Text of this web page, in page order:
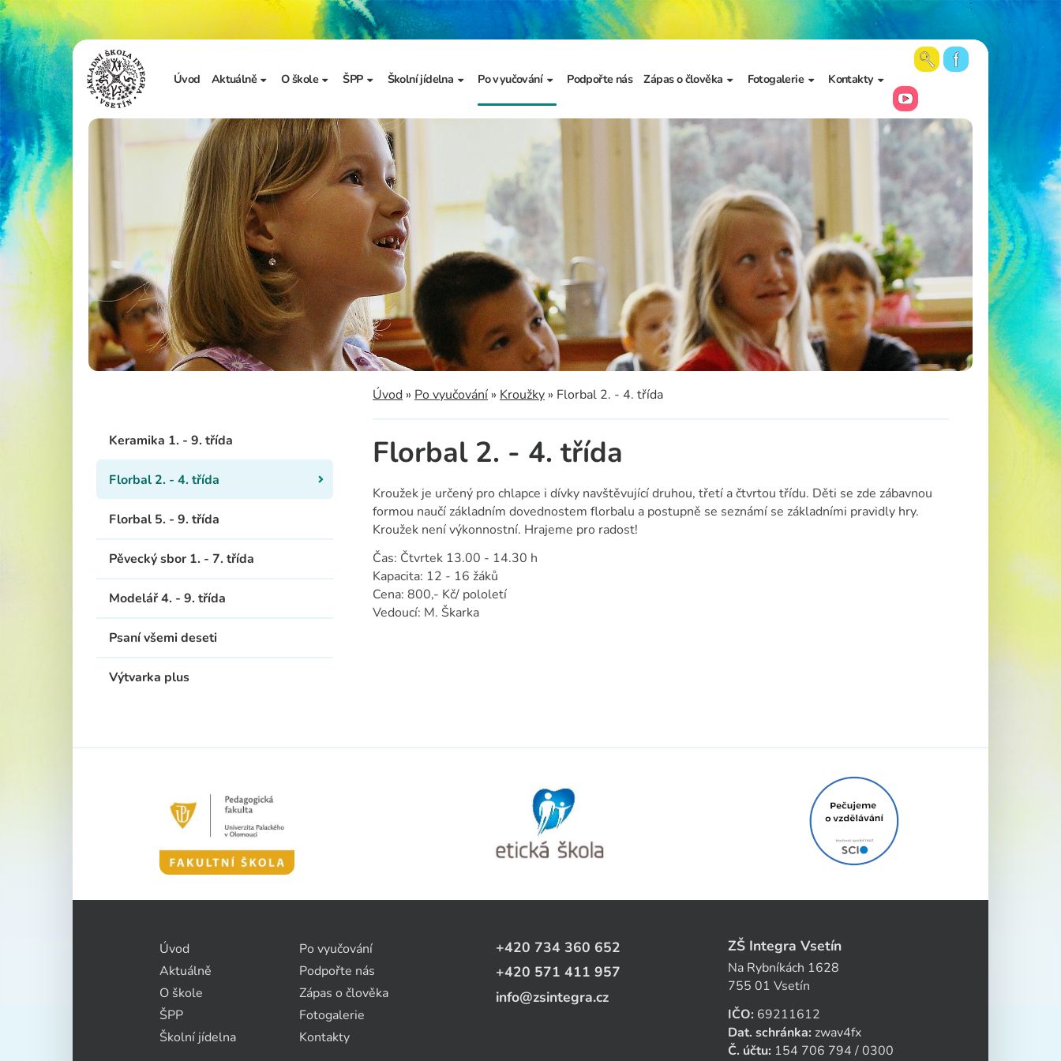
Úvod Aktuálně
Sdělení školy
Ze života školy
O škole
Základní informace
Úřední deska
Vzdělávání a výchova
Zápis do 1. třídy
Školní dokumenty
Realizované projekty
Adopce na dálku
Školská rada
ŠPP
Základní informace
Dokumenty školního
metodika prevence
Školní jídelna
Jídelníček
Po vyučování
Školní družina
Školní klub
Kroužky
Bellhop čipový systém
Podpořte nás Zápas o člověka
Prezentace školy a
výzkumu
Fotogalerie
Aktuální fotky
Archiv fotogalerií
Kontakty
Vedení školy
Kancelář školy
Zájmové vzdělávání
Školní poradenské
pracoviště
Učitelé
Asistenti pedagoga
Napište nám
Úvod » Po vyučování » Kroužky » Florbal 2. - 4. třída
Florbal 2. - 4. třída
Kroužek je určený pro chlapce i dívky navštěvující druhou, třetí a čtvrtou třídu. Děti se zde zábavnou
formou naučí základním dovednostem florbalu a postupně se seznámí se základními pravidly hry.
Kroužek není výkonnostní. Hrajeme pro radost!
Čas: Čtvrtek 13.00 - 14.30 h
Kapacita: 12 - 16 žáků
Cena: 800,- Kč/ pololetí
Vedoucí: M. Škarka
Keramika 1. - 9. třída
Florbal 2. - 4. třída
Florbal 5. - 9. třída
Pěvecký sbor 1. - 7. třída
Modelář 4. - 9. třída
Psaní všemi deseti
Výtvarka plus
Úvod
Aktuálně
O škole
ŠPP
Školní jídelna
Po vyučování
Podpořte nás
Zápas o člověka
Fotogalerie
Kontakty
+420 734 360 652
+420 571 411 957
info@zsintegra.cz
ZŠ Integra Vsetín
Na Rybníkách 1628
755 01 Vsetín
IČO: 69211612
Dat. schránka: zwav4fx
Č. účtu: 154 706 794 / 0300